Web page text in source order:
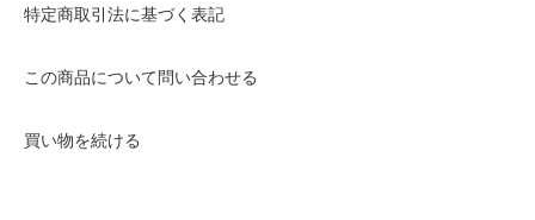
特定商取引法に基づく表記
この商品について問い合わせる
買い物を続ける